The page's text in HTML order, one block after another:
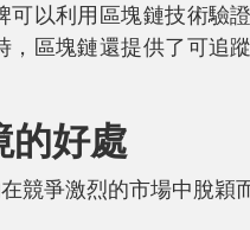
以利用區塊鏈技術驗
區塊鏈還提供了可追
好處
競爭激烈的市場中脫穎而